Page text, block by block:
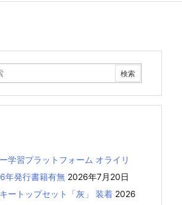
学習プラットフォーム オライリ
年発行書籍有無 2026年7月20日
ートップセット「灰」 装着 2026